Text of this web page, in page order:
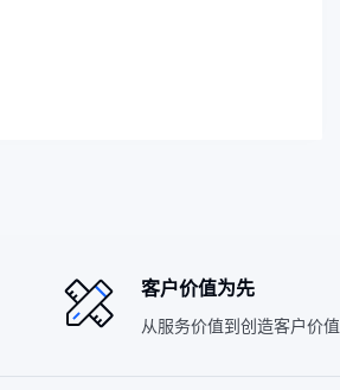
客户价值为先
从服务价值到创造客户价值